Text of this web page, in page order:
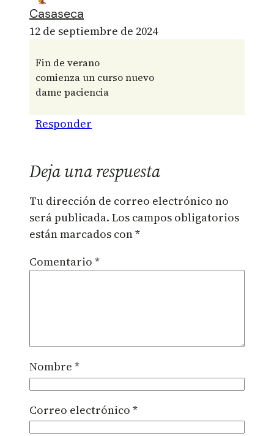
Casaseca
12 de septiembre de 2024
Fin de verano
comienza un curso nuevo
dame paciencia
Responder
Deja una respuesta
Tu dirección de correo electrónico no
será publicada. Los campos obligatorios
están marcados con*
Comentario *
Nombre *
Correo electrónico *